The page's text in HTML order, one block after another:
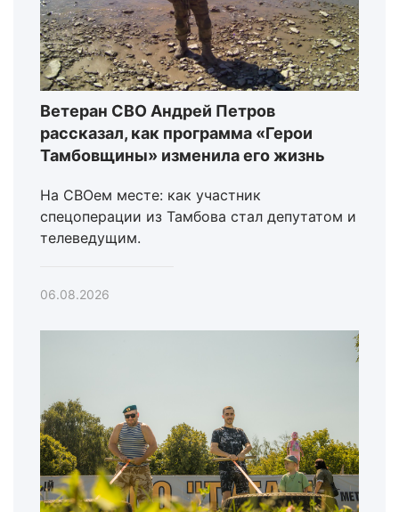
Ветеран СВО Андрей Петров
рассказал, как программа «Герои
Тамбовщины» изменила его жизнь
На СВОем месте: как участник
спецоперации из Тамбова стал депутатом и
телеведущим.
06.08.2026